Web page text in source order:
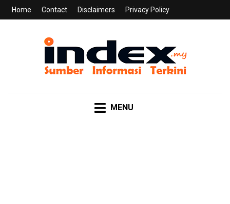
Home Contact Disclaimers Privacy Policy
MENU